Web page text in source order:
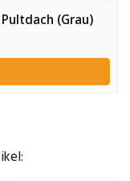
(Grau)